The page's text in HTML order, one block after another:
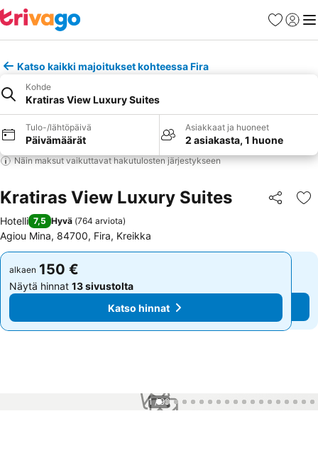
Suosikit
Katso kaikki majoitukset kohteessa Fira
Kohde
Kratiras View Luxury Suites
Tulo-/lähtöpäivä
Päivämäärät
Asiakkaat ja huoneet
2 asiakasta, 1 huone
Näin maksut vaikuttavat hakutulosten järjestykseen
Kratiras View Luxury Suites Jaa
Hotelli 7,5 Hyvä (764 arviota)
Agiou Mina, 84700, Fira, Kreikka
alkaen 150 €
Näytä hinnat 13 sivustolta
Katso hinnat
alkaen 150 €
Näytä hinnat 13 sivustolta
Katso hinnat
1 / 99